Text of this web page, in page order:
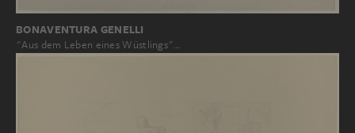
BONAVENTURA GENELLI
"Aus dem Leben eines Wüstlings"…